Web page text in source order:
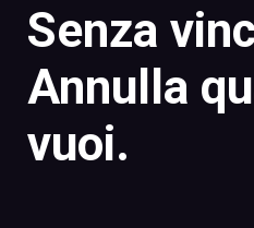
Senza
Annulla
vuoi.